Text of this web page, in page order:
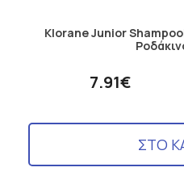
Klorane Junior
7.91€
ΣΤΟ